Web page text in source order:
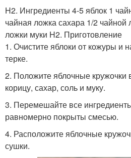
H2. Ингредиенты 4-5 яблок 1
чайная ложка сахара 1/2 чайной
ложки муки H2. Приготовление
1. Очистите яблоки от кожуры и
терке.
2. Положите яблочные кружочки
корицу, сахар, соль и муку.
3. Перемешайте все
равномерно покрыты смесью.
4. Расположите яблочные
сушки.